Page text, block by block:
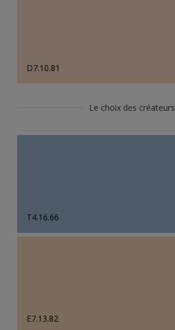
D7.10.81
Le choix des créateurs
T4.16.66
E7.13.82